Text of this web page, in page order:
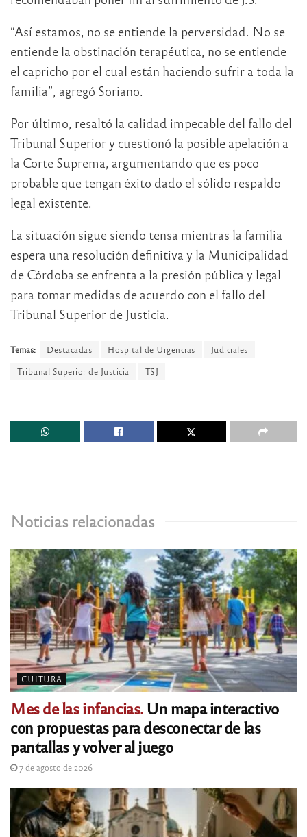
“Así estamos, no se entiende la perversidad. No se
entiende la obstinación terapéutica, no se entiende
el capricho por el cual están haciendo sufrir a toda la
familia”, agregó Soriano.
Por último, resaltó la calidad impecable del fallo del
Tribunal Superior y cuestionó la posible apelación a
la Corte Suprema, argumentando que es poco
probable que tengan éxito dado el sólido respaldo
legal existente.
La situación sigue siendo tensa mientras la familia
espera una resolución definitiva y la Municipalidad
de Córdoba se enfrenta a la presión pública y legal
para tomar medidas de acuerdo con el fallo del
Tribunal Superior de Justicia.
Temas: Destacadas Hospital de Urgencias
Judiciales
Tribunal Superior de Justicia
TSJ
Noticias relacionadas
CULTURA
Mes de las infancias.Un mapa interactivo
con propuestas para desconectar de las
pantallas y volver al juego
7 de agosto de 2026